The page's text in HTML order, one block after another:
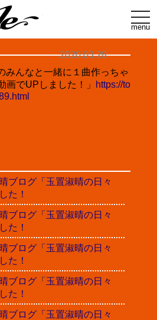
t
o
g
g
menu
淑晴の日々想像・創
2020.03.28
みんなと一緒に１曲作っちゃ
画でUPしました！」
https://to
ログ「玉置淑晴の日々
た！
ログ「玉置淑晴の日々
た！
ログ「玉置淑晴の日々
た！
ログ「玉置淑晴の日々
た！
ログ「玉置淑晴の日々